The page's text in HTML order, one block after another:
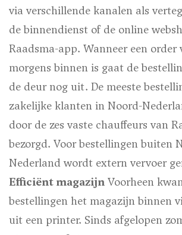
via verschillende kanalen als
de binnendienst of de online
Raadsma-app. Wanneer een order
morgens binnen is gaat de
de deur nog uit. De meeste
zakelijke klanten in Noord-
door de zes vaste chauffeurs van
bezorgd. Voor bestellingen buiten
Nederland wordt extern vervoer
Efficiënt magazijn Voorheen
bestellingen het magazijn binnen
uit een printer. Sinds afgelopen